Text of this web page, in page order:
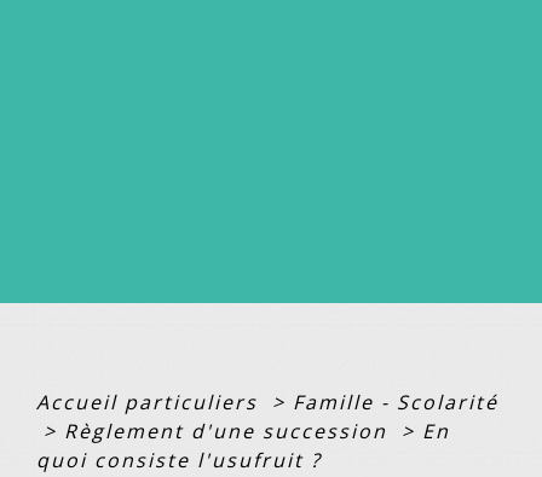
Accueil particuliers > Famille - Scolarité
> Règlement d'une succession > En
quoi consiste l'usufruit ?